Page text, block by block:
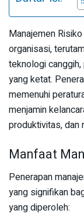
Manajemen
organisasi,
teknologi
yang ketat.
memenuhi
menjamin
produktivitas, dan
Manfaat
Penerapan
yang signifikan
yang diperoleh: